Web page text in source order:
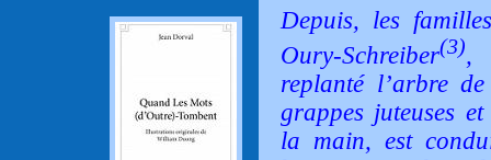
Depuis, les
Oury-Schreiber(3),
replanté l’arbre
grappes juteuses
la main, est